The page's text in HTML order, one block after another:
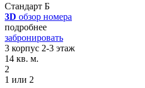
Стандарт Б
3D обзор номера
подробнее
забронировать
3 корпус 2-3 этаж
14 кв. м.
2
1 или 2